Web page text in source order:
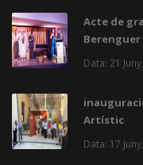
Acte de
Berenguer
Data: 21
Artístic
Data: 17